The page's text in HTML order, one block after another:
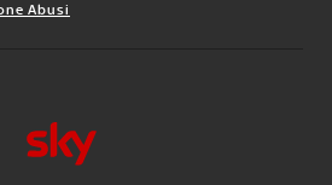
Abusi